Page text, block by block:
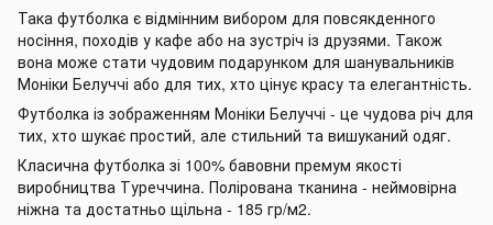
Така футболка є відмінним вибором для повсякденного
носіння, походів у кафе або на зустріч із друзями. Також
вона може стати чудовим подарунком для шанувальників
Моніки Белуччі або для тих, хто цінує красу та елегантність.
Футболка із зображенням Моніки Белуччі - це чудова річ для
тих, хто шукає простий, але стильний та вишуканий одяг.
Класична футболка зі 100% бавовни премум якості
виробництва Туреччина. Полірована тканина - неймовірна
ніжна та достатньо щільна - 185 гр/м2.